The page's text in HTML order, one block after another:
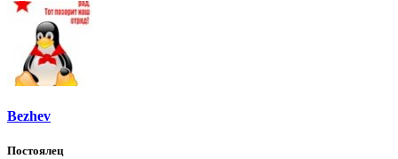
Bezhev
Постоялец